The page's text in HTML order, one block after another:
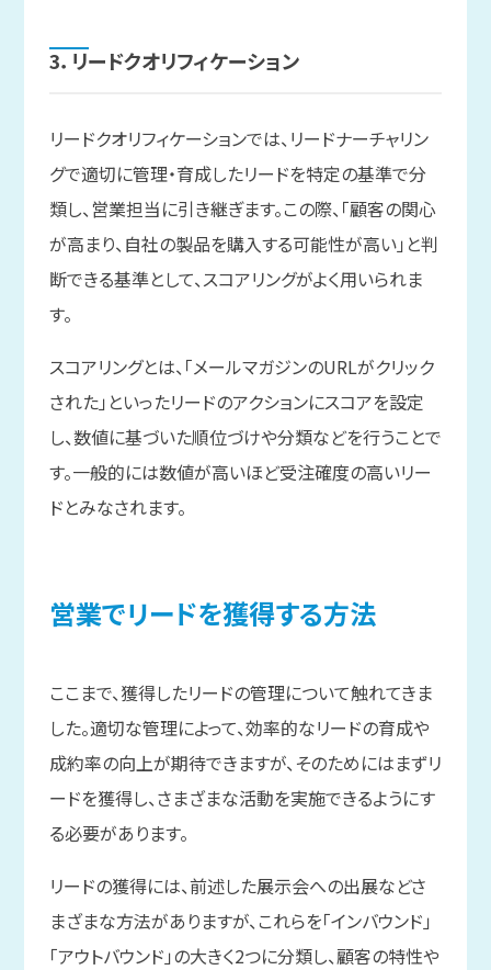
3．リードクオリフィケーション
リードクオリフィケーションでは、リードナーチャリン
グで適切に管理・育成したリードを特定の基準で分
類し、営業担当に引き継ぎます。この際、「顧客の関心
が高まり、自社の製品を購入する可能性が高い」と判
断できる基準として、スコアリングがよく用いられま
す。
スコアリングとは、「メールマガジンのURLがクリック
された」といったリードのアクションにスコアを設定
し、数値に基づいた順位づけや分類などを行うことで
す。一般的には数値が高いほど受注確度の高いリー
ドとみなされます。
営業でリードを獲得する方法
ここまで、獲得したリードの管理について触れてきま
した。適切な管理によって、効率的なリードの育成や
成約率の向上が期待できますが、そのためにはまずリ
ードを獲得し、さまざまな活動を実施できるようにす
る必要があります。
リードの獲得には、前述した展示会への出展などさ
まざまな方法がありますが、これらを「インバウンド」
「アウトバウンド」の大きく2つに分類し、顧客の特性や